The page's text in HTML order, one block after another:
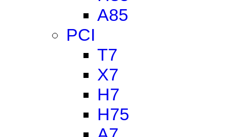
A85
PCI
T7
X7
H7
H75